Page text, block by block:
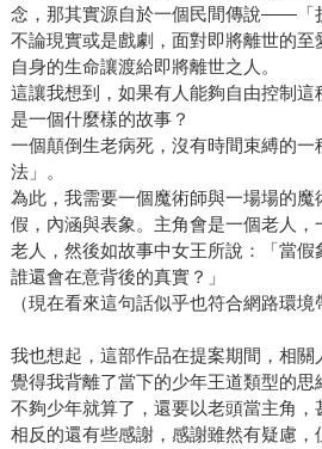
念，那其實源自於一個民間傳說——「
不論現實或是戲劇，面對即將離世的
自身的生命讓渡給即將離世之人。
這讓我想到，如果有人能夠自由控制這
是一個什麼樣的故事？
一個顛倒生老病死，沒有時間束縛的一
法」。
為此，我需要一個魔術師與一場場的魔
假，內涵與表象。主角會是一個老人，
老人，然後如故事中女王所說：「當假
誰還會在意背後的真實？」
（現在看來這句話似乎也符合網路環境
我也想起，這部作品在提案期間，相關
覺得我背離了當下的少年王道類型的思
不夠少年就算了，還要以老頭當主角，
相反的還有些感謝，感謝雖然有疑慮，